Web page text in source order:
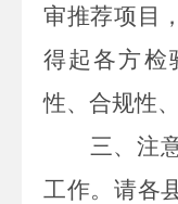
审推荐项目
得起各方检
性、合规性
三、注
工作。请各